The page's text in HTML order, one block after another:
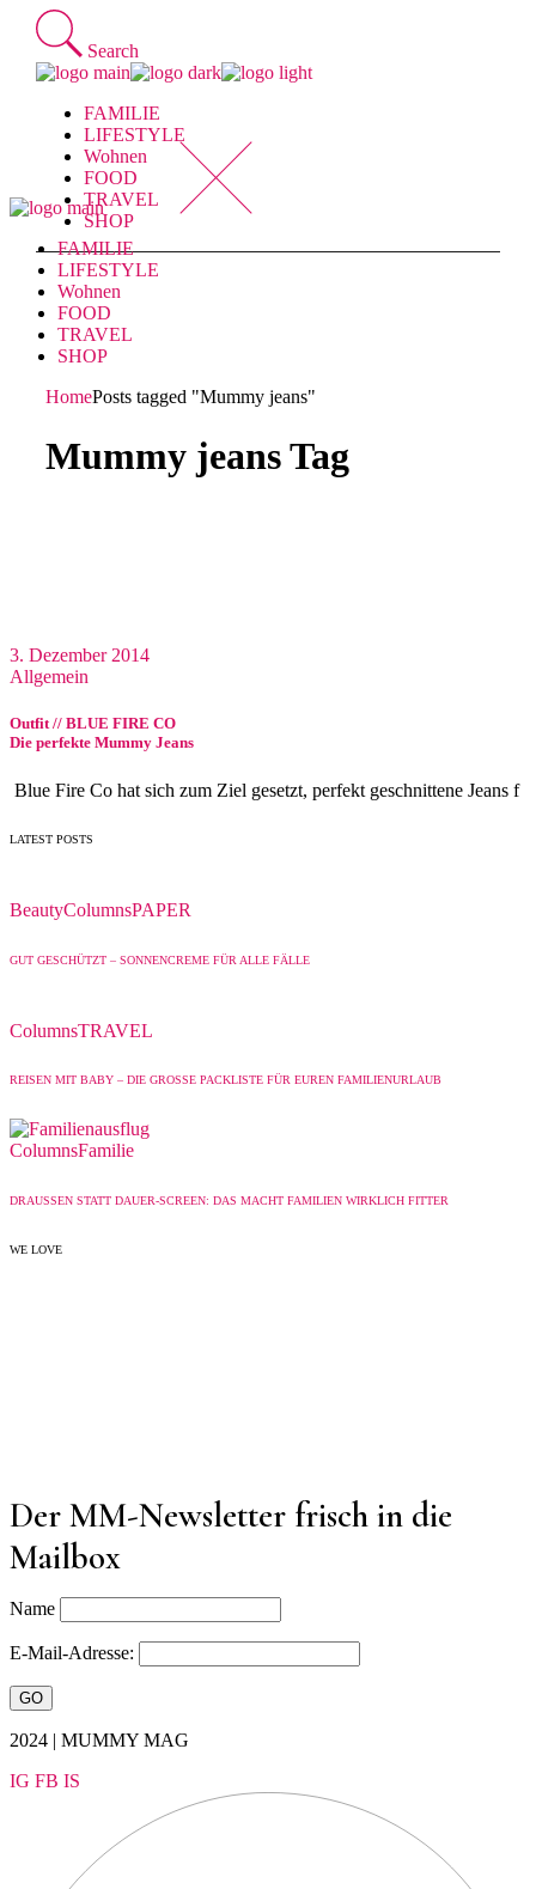
Skip
content
Search
FAMILIE
LIFESTYLE
Wohnen
FOOD
TRAVEL
SHOP
FAMILIE
LIFESTYLE
Wohnen
FOOD
TRAVEL
SHOP
HomePosts tagged "Mummy jeans"
Mummy jeans Tag
3. Dezember 2014
Allgemein
Outfit // BLUE FIRE CO
Die perfekte Mummy Jeans
Blue Fire Co hat sich zum Ziel gesetzt, perfekt geschnittene Jeans f
LATEST POSTS
BeautyColumnsPAPER
GUT GESCHÜTZT – SONNENCREME FÜR ALLE FÄLLE
ColumnsTRAVEL
REISEN MIT BABY – DIE GROSSE PACKLISTE FÜR EUREN FAMILIENURLAUB
ColumnsFamilie
DRAUSSEN STATT DAUER-SCREEN: DAS MACHT FAMILIEN WIRKLICH FITTER
WE LOVE
Der MM-Newsletter frisch in die
Mailbox
Name
E-Mail-Adresse:
2024 | MUMMY MAG
IG FB IS